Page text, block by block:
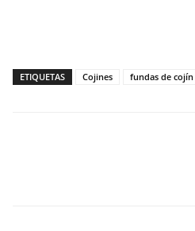
ETIQUETAS Cojines fundas de cojín